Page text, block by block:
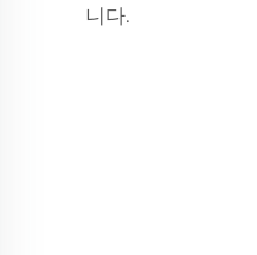
니다.